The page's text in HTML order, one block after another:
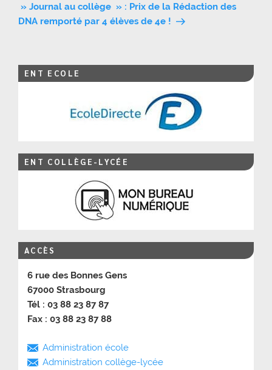
l’article
» Journal au collège » : Prix de la Rédaction des
DNA remporté par 4 élèves de 4e !
ENT ECOLE
ENT COLLÈGE-LYCÉE
ACCÈS
6 rue des Bonnes Gens
67000 Strasbourg
Tél : 03 88 23 87 87
Fax : 03 88 23 87 88
Administration école
Administration collège-lycée